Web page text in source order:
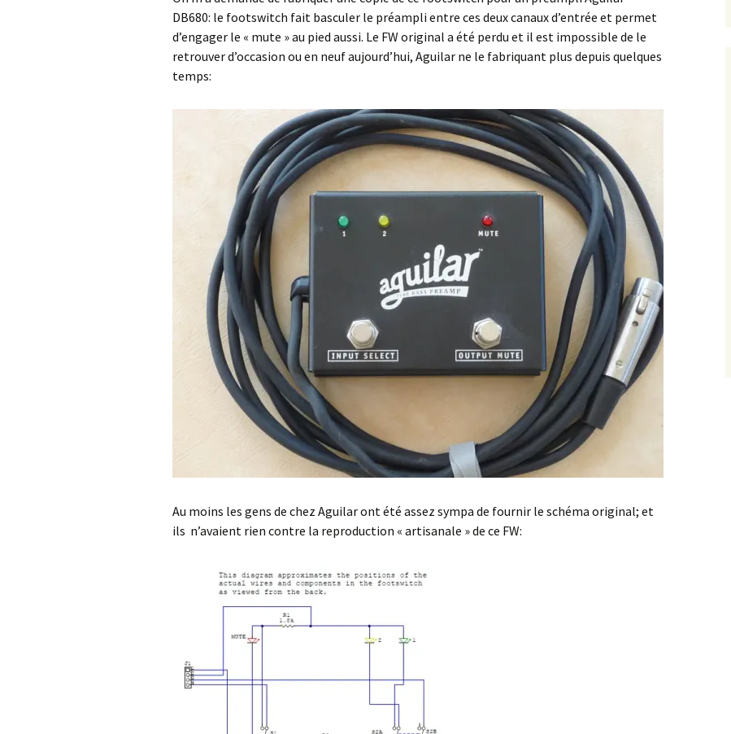
DB680: le footswitch fait basculer le préampli entre ces deux canaux d’entrée et permet
d’engager le « mute » au pied aussi. Le FW original a été perdu et il est impossible de le
retrouver d’occasion ou en neuf aujourd’hui, Aguilar ne le fabriquant plus depuis quelques
temps:
Au moins les gens de chez Aguilar ont été assez sympa de fournir le schéma original; et
ils n’avaient rien contre la reproduction « artisanale » de ce FW: